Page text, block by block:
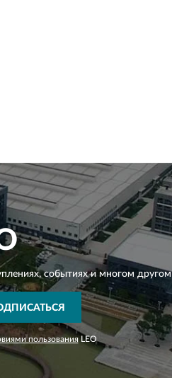
событиях и многом другом
пользованияLEO